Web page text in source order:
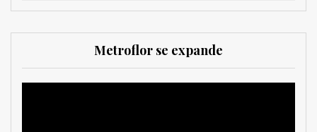
Metroflor se expande